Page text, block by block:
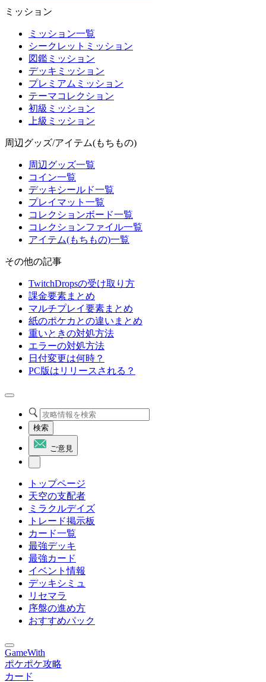
ミッション
ミッション一覧
シークレットミッション
図鑑ミッション
デッキミッション
プレミアムミッション
テーマコレクション
初級ミッション
上級ミッション
周辺グッズ/アイテム(もちもの)
周辺グッズ一覧
コイン一覧
デッキシールド一覧
プレイマット一覧
コレクションボード一覧
コレクションファイル一覧
アイテム(もちもの)一覧
その他の記事
TwitchDropsの受け取り方
課金要素まとめ
マルチプレイ要素まとめ
紙のポケカとの違いまとめ
重いときの対処方法
エラーの対処方法
日付変更は何時？
PC版はリリースされる？
検索
ご意見
トップページ
天空の支配者
ミラクルデイズ
トレード掲示板
カード一覧
最強デッキ
最強カード
イベント情報
デッキシミュ
リセマラ
序盤の進め方
おすすめパック
GameWith
ポケポケ攻略
カード